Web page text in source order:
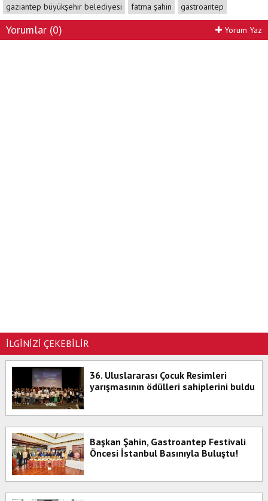
gaziantep büyükşehir belediyesi fatma şahin gastroantep
Yorumlar (0) Yorum Yaz
İLGİNİZİ ÇEKEBİLİR
36. Uluslararası Çocuk Resimleri
yarışmasının ödülleri sahiplerini buldu
Başkan Şahin, Gastroantep Festivali
Öncesi İstanbul Basınıyla Buluştu!